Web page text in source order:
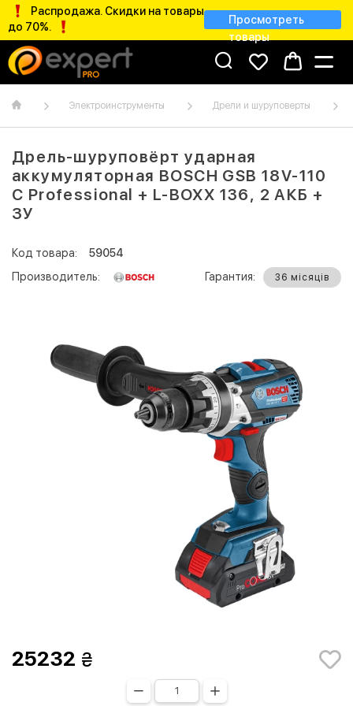
Распродажа. Скидки на товары
до 70%.
Просмотреть
товары
Электроинструменты Дрели и шуруповерты
Дрель-шуруповёрт ударная
аккумуляторная BOSCH GSB 18V-110
C Professional + L-BOXX 136, 2 АКБ +
ЗУ
Код товара:
59054
Производитель:
Гарантия: 36 місяців
25232